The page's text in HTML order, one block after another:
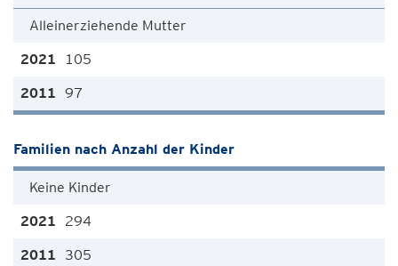
Alleinerziehende Mutter
105
97
Familien nach Anzahl der Kinder
Keine Kinder
294
305